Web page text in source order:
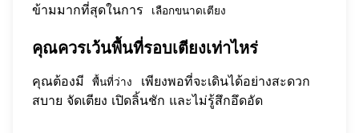
ข้ามมากที่สุดในการ
เลือกขนาดเตียง
คุณควรเว้นพื้นที่รอบเตียงเท่าไหร่
คุณต้องมี พื้นที่ว่าง
เพียงพอที่จะเดินได้อย่างสะดวก
สบาย จัดเตียง เปิดลิ้นชัก และไม่รู้สึกอึดอัด